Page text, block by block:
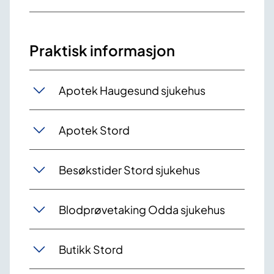
Praktisk informasjon
Apotek Haugesund sjukehus
Apotek Stord
Besøkstider Stord sjukehus
Blodprøvetaking Odda sjukehus
Butikk Stord